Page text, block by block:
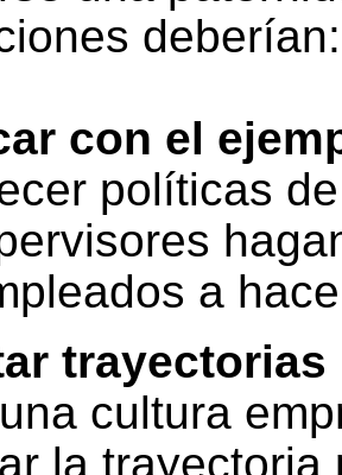
deberían:
con el
políticas
a
cultura
la trayectoria